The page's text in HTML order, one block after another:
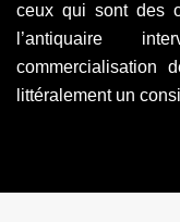
ceux qui sont des
l’antiquaire
commercialisation
littéralement un